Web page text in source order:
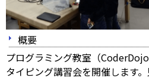
概要
プログラミング教室（
タイピング講習会を開催します